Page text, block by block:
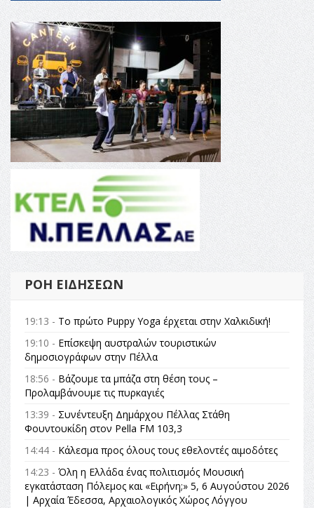
ΡΟΉ ΕΙΔΉΣΕΩΝ
19:13 - Το πρώτο Puppy Yoga έρχεται στην Χαλκιδική!
19:10 - Επίσκεψη αυστραλών τουριστικών
δημοσιογράφων στην Πέλλα
18:56 - Βάζουμε τα μπάζα στη θέση τους –
Προλαμβάνουμε τις πυρκαγιές
13:39 - Συνέντευξη Δημάρχου Πέλλας Στάθη
Φουντουκίδη στον Pella FM 103,3
14:44 - Κάλεσμα προς όλους τους εθελοντές αιμοδότες
14:23 - Όλη η Ελλάδα ένας πολιτισμός Μουσική
εγκατάσταση Πόλεμος και «Ειρήνη;» 5, 6 Αυγούστου 2026
| Αρχαία Έδεσσα, Αρχαιολογικός Χώρος Λόγγου